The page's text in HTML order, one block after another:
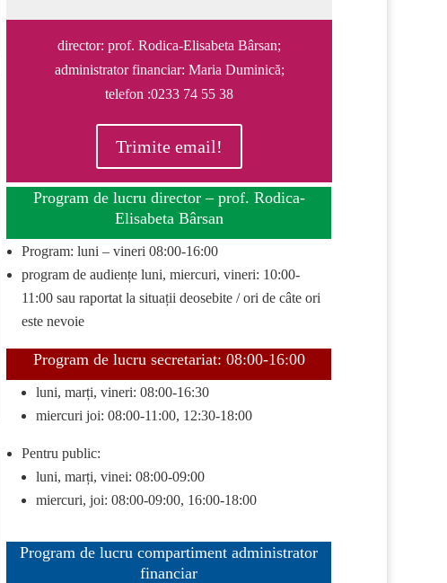
director: prof. Rodica-Elisabeta Bârsan;
administrator financiar: Maria Duminică;
telefon :0233 74 55 38
Trimite email!
Program de lucru director – prof. Rodica-
Elisabeta Bârsan
Program: luni – vineri 08:00-16:00
program de audiențe luni, miercuri, vineri: 10:00-
11:00 sau raportat la situații deosebite / ori de câte ori
este nevoie
Program de lucru secretariat: 08:00-16:00
luni, marți, vineri: 08:00-16:30
miercuri joi: 08:00-11:00, 12:30-18:00
Pentru public:
luni, marți, vinei: 08:00-09:00
miercuri, joi: 08:00-09:00, 16:00-18:00
Program de lucru compartiment administrator
financiar